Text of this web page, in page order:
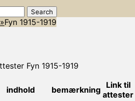
»Fyn 1915-1919
Fyn 1915-1919
indhold bemærkning Link til
attester